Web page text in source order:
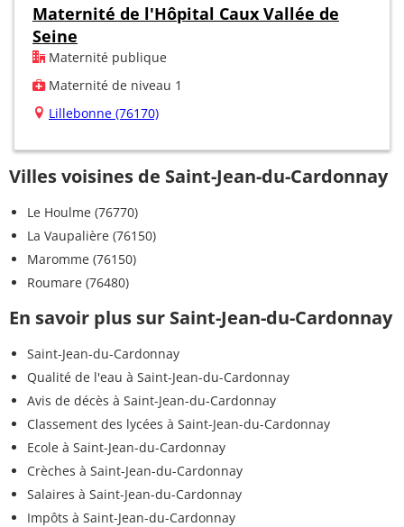
Maternité de l'Hôpital Caux Vallée de
Seine
Maternité publique
Maternité de niveau 1
Lillebonne (76170)
Villes voisines de Saint-Jean-du-Cardonnay
Le Houlme (76770)
La Vaupalière (76150)
Maromme (76150)
Roumare (76480)
En savoir plus sur Saint-Jean-du-Cardonnay
Saint-Jean-du-Cardonnay
Qualité de l'eau à Saint-Jean-du-Cardonnay
Avis de décès à Saint-Jean-du-Cardonnay
Classement des lycées à Saint-Jean-du-Cardonnay
Ecole à Saint-Jean-du-Cardonnay
Crèches à Saint-Jean-du-Cardonnay
Salaires à Saint-Jean-du-Cardonnay
Impôts à Saint-Jean-du-Cardonnay